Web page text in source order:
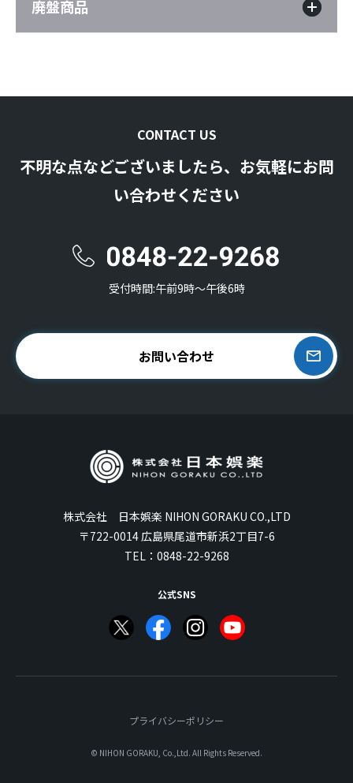
廃盤商品
CONTACT US
不明な点などございましたら、お気軽にお問
い合わせください
受付時間:午前9時〜午後6時
お問い合わせ
株式会社 日本娯楽 NIHON GORAKU CO.,LTD
〒722-0014 広島県尾道市新浜2丁目7-6
TEL： 0848-22-9268
公式SNS
プライバシーポリシー
© NIHON GORAKU, Co.,Ltd. All Rights Reserved.